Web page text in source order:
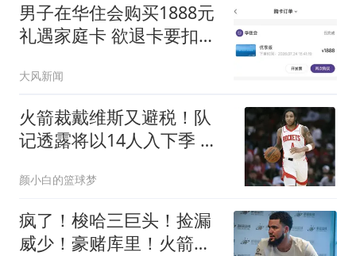
男子在华住会购买1888元
礼遇家庭卡 欲退卡要扣除
大风新闻
火箭裁戴维斯又避税！队
记透露将以14人入下季 并
颜小白的篮球梦
疯了！梭哈三巨头！捡漏
威少！豪赌库里！火箭值